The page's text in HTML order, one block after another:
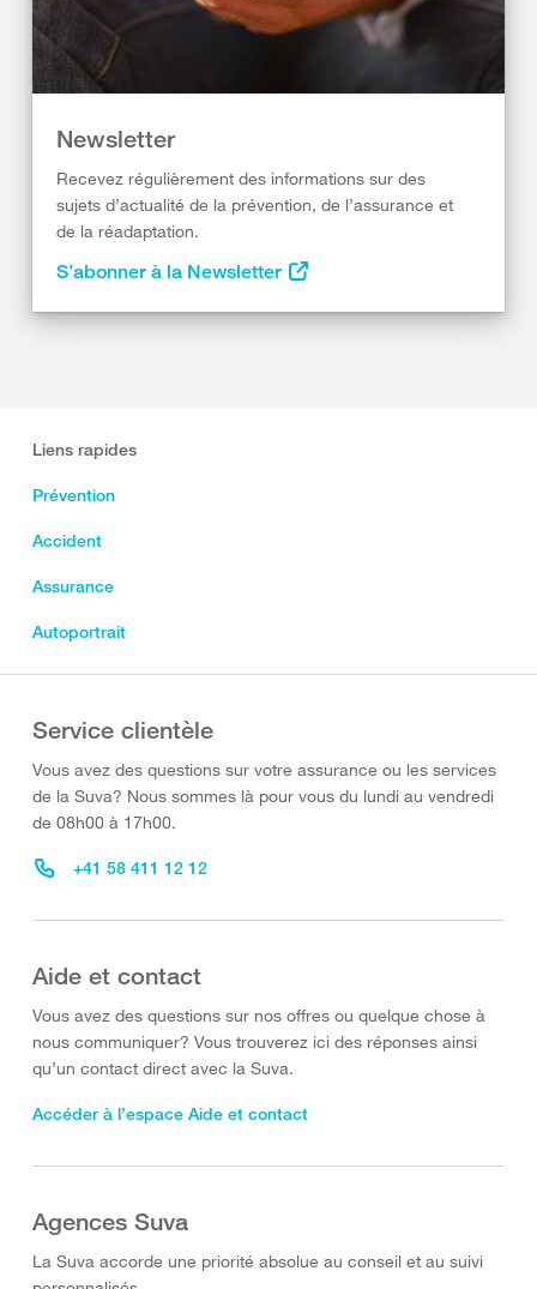
Newsletter
Recevez régulièrement des informations sur des
sujets d’actualité de la prévention, de l’assurance et
de la réadaptation.
S’abonner à la Newsletter
Liens rapides
Prévention
Accident
Assurance
Autoportrait
Service clientèle
Vous avez des questions sur votre assurance ou les services
de la Suva? Nous sommes là pour vous du lundi au vendredi
de 08h00 à 17h00.
+41 58 411 12 12
Aide et contact
Vous avez des questions sur nos offres ou quelque chose à
nous communiquer? Vous trouverez ici des réponses ainsi
qu’un contact direct avec la Suva.
Accéder à l’espace Aide et contact
Agences Suva
La Suva accorde une priorité absolue au conseil et au suivi